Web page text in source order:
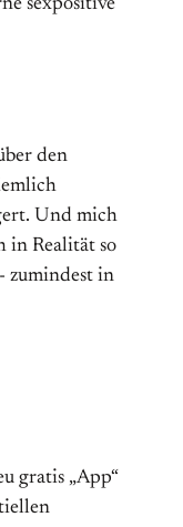
sexpositive
den
Und mich
in Realität so
zumindest in
gratis „App“